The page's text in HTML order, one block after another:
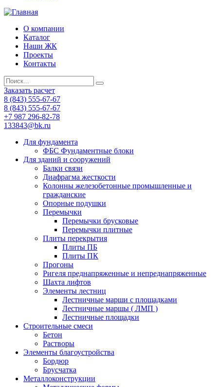
О компании
Каталог
Наши ЖК
Проекты
Контакты
Заказать расчет
8 (843) 555-67-67
8 (843) 555-67-67
+7 987 296-82-78
133843@bk.ru
Для фундамента
ФБС Фундаментные блоки
Для зданий и сооружений
Балки связи
Диафрагма жесткости
Колонны железобетонные промышленные и
гражданские
Опорные подушки
Перемычки
Перемычки брусковые
Перемычки плитные
Плиты перекрытия
Плиты ПБ
Плиты ПК
Прогоны
Ригеля преднапряженные и непреднапряженные
Шахта лифтов
Элементы лестниц
Лестничные марши с площадками
Лестничные маршы ( ЛМП )
Лестничные площадки
Строительные смеси
Бетон
Растворы
Элементы благоустройства
Бордюр
Брусчатка
Металлоконструкции